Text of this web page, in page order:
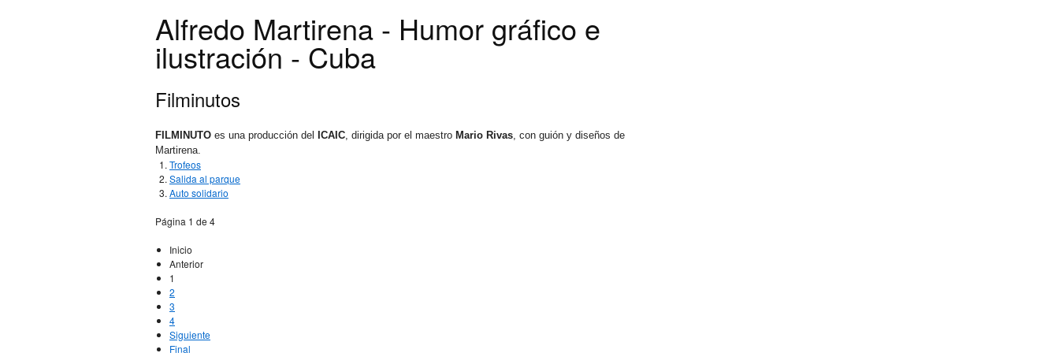
Alfredo Martirena - Humor gráfico e
ilustración - Cuba
Filminutos
FILMINUTO es una producción del ICAIC, dirigida por el maestro Mario Rivas, con guión y diseños de
Martirena.
Trofeos
Salida al parque
Auto solidario
Página 1 de 4
Inicio
Anterior
1
2
3
4
Siguiente
Final